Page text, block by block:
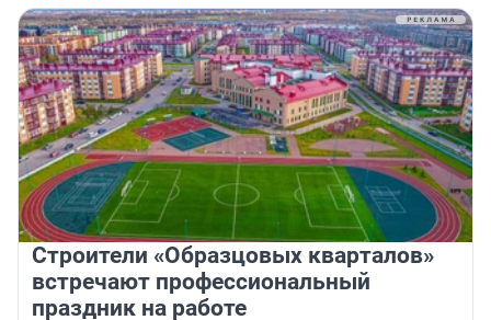
Строители «Образцовых кварталов»
встречают профессиональный
праздник на работе